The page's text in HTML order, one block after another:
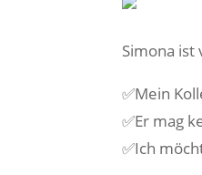
Simona ist
✅Mein
✅Er mag
✅Ich